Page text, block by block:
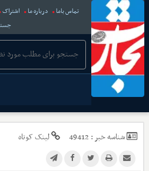
تماس باما درباره ما اشتراک
شناسه خبر : 49412 لینک کوتاه